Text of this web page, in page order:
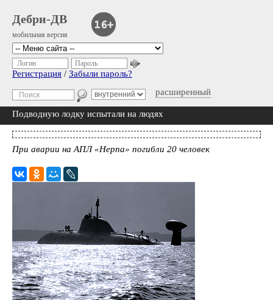
Дебри-ДВ
мобильная версия
расширенный
Логин Пароль
Регистрация / Забыли пароль?
Подводную лодку испытали на людях
При аварии на АПЛ «Нерпа» погибли 20 человек